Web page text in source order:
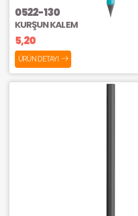
0522-130
KURŞUN KALEM
5,20
ÜRÜN DETAYI